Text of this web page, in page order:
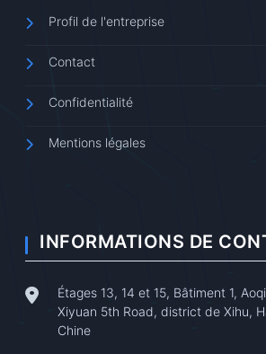
Profil de l'entreprise
Contact
Confidentialité
Mentions légales
INFORMATIONS DE
Étages 13, 14 et 15, Bâtiment 1,
Xiyuan 5th Road, district de Xihu,
Chine